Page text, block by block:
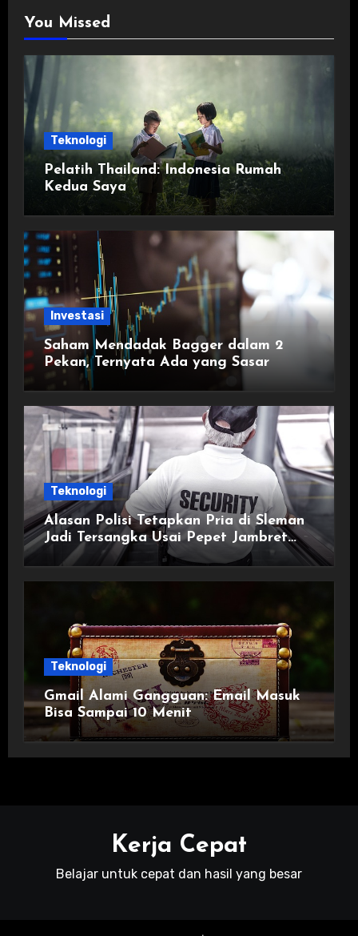
You Missed
Teknologi
Pelatih Thailand: Indonesia Rumah
Kedua Saya
Investasi
Saham Mendadak Bagger dalam 2
Pekan, Ternyata Ada yang Sasar
Teknologi
Alasan Polisi Tetapkan Pria di Sleman
Jadi Tersangka Usai Pepet Jambret
demi Lindungi Istri
Teknologi
Gmail Alami Gangguan: Email Masuk
Bisa Sampai 10 Menit
Kerja Cepat
Belajar untuk cepat dan hasil yang besar